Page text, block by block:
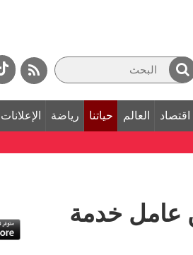
اقتصاد العالم حياتنا رياضة
عامل خدمة